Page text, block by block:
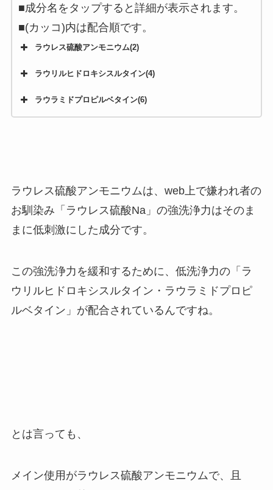
■成分名をタップすると詳細が表示されます。
■(カッコ)内は配合順です。
ラウレス硫酸アンモニウム(2)
ラウリルヒドロキシスルタイン(4)
ラウラミドプロピルベタイン(6)
ラウレス硫酸アンモニウムは、web上で嫌われ者の
お馴染み「ラウレス硫酸Na」の強洗浄力はそのま
まに低刺激にした成分です。
この強洗浄力を緩和するために、低洗浄力の「ラ
ウリルヒドロキシスルタイン・ラウラミドプロピ
ルベタイン」が配合されているんですね。
とは言っても、
メイン使用がラウレス硫酸アンモニウムで、且